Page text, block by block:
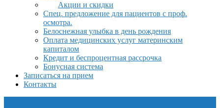
Акции и скидки
Спец. предложение для пациентов с проф.
осмотра.
Белоснежная улыбка в день рождения
Оплата медицинских услуг материнским
капиталом
Кредит и беспроцентная рассрочка
Бонусная система
Записаться на прием
Контакты